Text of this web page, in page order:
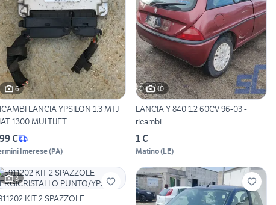
6
LANCIA YPSILON 1.3 MTJ
1300 MULTIJET
€
Imerese(PA)
10
LANCIA Y 840 1.2 60CV 96-03 -
ricambi
1 €
Matino(LE)
3
KIT 2 SPAZZOLE